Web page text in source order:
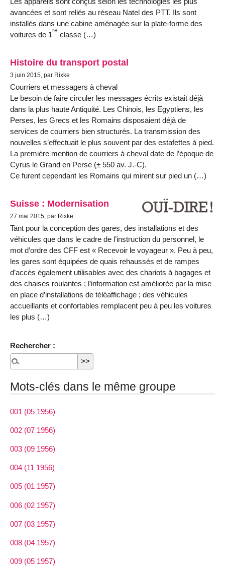
avancées et sont reliés au réseau Natel des PTT. Ils sont
installés dans une cabine aménagée sur la plate-forme des
voitures de 1re classe (…)
Histoire du transport postal
3 juin 2015, par Rixke
Courriers et messagers à cheval
Le besoin de faire circuler les messages écrits existait déjà
dans la plus haute Antiquité. Les Chinois, les Egyptiens, les
Perses, les Grecs et les Romains disposaient déjà de
services de courriers bien structurés. La transmission des
nouvelles s’effectuait le plus souvent par des estafettes à pied.
La première mention de courriers à cheval date de l’époque de
Cyrus le Grand en Perse (± 550 av. J.-C).
Ce furent cependant les Romains qui mirent sur pied un (…)
Suisse : Modernisation
27 mai 2015, par Rixke
Tant pour la conception des gares, des installations et des
véhicules que dans le cadre de l’instruction du personnel, le
mot d’ordre des CFF est « Recevoir le voyageur ». Peu à peu,
les gares sont équipées de quais rehaussés et de rampes
d’accès également utilisables avec des chariots à bagages et
des chaises roulantes ; l’information est améliorée par la mise
en place d’installations de téléaffichage ; des véhicules
accueillants et confortables remplacent peu à peu les voitures
les plus (…)
Rechercher :
Mots-clés dans le même groupe
001 (05 1956)
002 (07 1956)
003 (09 1956)
004 (11 1956)
005 (01 1957)
006 (02 1957)
007 (03 1957)
008 (04 1957)
009 (05 1957)